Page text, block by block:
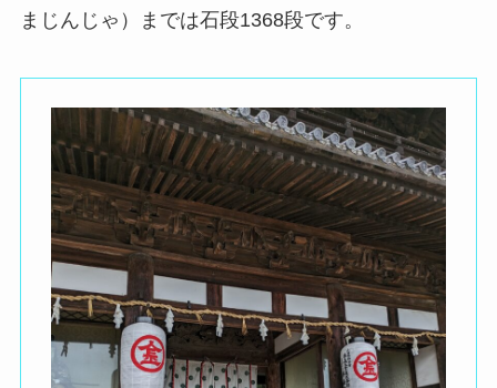
まじんじゃ）までは石段1368段です。